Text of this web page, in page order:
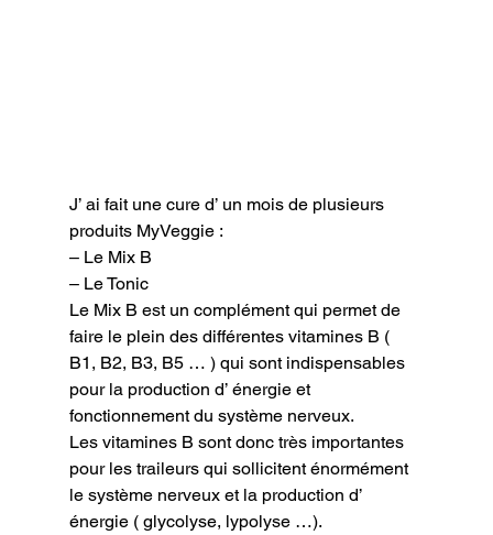
J’ ai fait une cure d’ un mois de plusieurs
produits MyVeggie :
– Le Mix B
– Le Tonic
Le Mix B est un complément qui permet de
faire le plein des différentes vitamines B (
B1, B2, B3, B5 … ) qui sont indispensables
pour la production d’ énergie et
fonctionnement du système nerveux.
Les vitamines B sont donc très importantes
pour les traileurs qui sollicitent énormément
le système nerveux et la production d’
énergie ( glycolyse, lypolyse …).